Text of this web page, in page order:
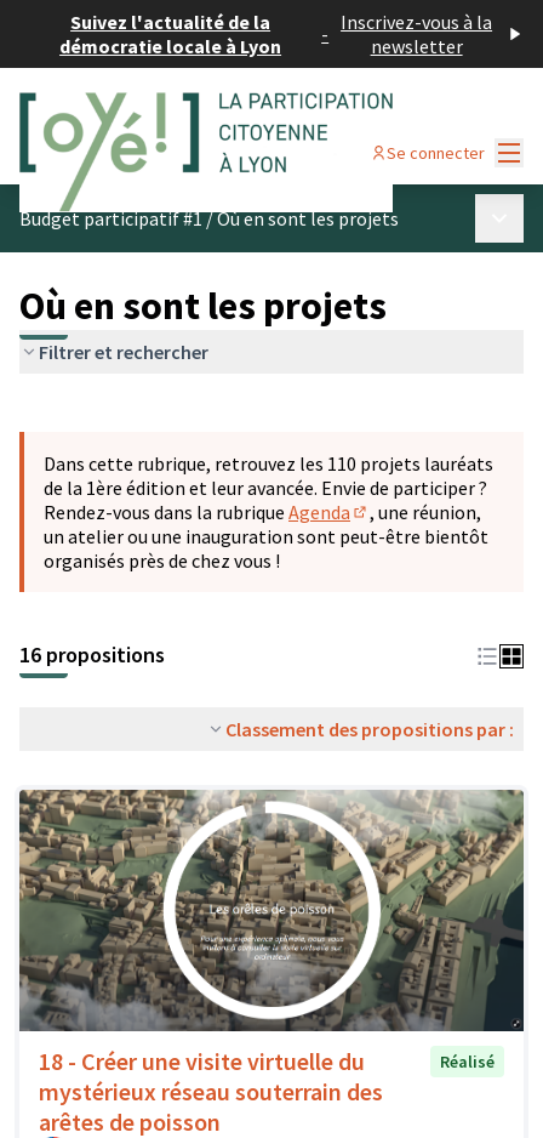
Suivez l'actualité de la
démocratie locale à Lyon
- Inscrivez-vous à la
newsletter
Se connecter
Budget participatif #1/Où en sont les projets
Où en sont les projets
Filtrer et rechercher
−
Dans cette rubrique, retrouvez les 110 projets lauréats
de la 1ère édition et leur avancée. Envie de participer ?
Rendez-vous dans la rubrique Agenda
(S'ouvre dans un
, une réunion,
un atelier ou une inauguration sont peut-être bientôt
organisés près de chez vous !
16 propositions
Classement des propositions par :
18 - Créer une visite virtuelle du
mystérieux réseau souterrain des
arêtes de poisson
Réalisé